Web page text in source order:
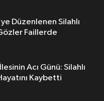
Faillerde
Acı Günü: Silahlı
Kaybetti